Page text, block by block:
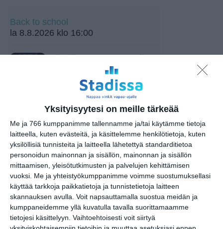
Yksityisyytesi on meille tärkeää
Me ja 766 kumppanimme tallennamme ja/tai käytämme tietoja
laitteella, kuten evästeitä, ja käsittelemme henkilötietoja, kuten
yksilöllisiä tunnisteita ja laitteella lähetettyä standarditietoa
personoidun mainonnan ja sisällön, mainonnan ja sisällön
mittaamisen, yleisötutkimusten ja palvelujen kehittämisen
vuoksi. Me ja yhteistyökumppanimme voimme suostumuksellasi
käyttää tarkkoja paikkatietoja ja tunnistetietoja laitteen
skannauksen avulla. Voit napsauttamalla suostua meidän ja
kumppaneidemme yllä kuvatulla tavalla suorittamaamme
tietojesi käsittelyyn. Vaihtoehtoisesti voit siirtyä
Back to school
la 8.8.2026 klo 16:00
Pyöveli & Nasty 10v Quijo &
la 8.8.2026 klo 19:00
Meritallin DJ-ilta
la 8.8.2026 klo 20:00
Puotilan Kartanon Kesä
ti 11.8.2026 klo 19:00
Gula Jazz - Rocka Merilahti
Summer Jazz Band
ke 12.8.2026 klo 17:00